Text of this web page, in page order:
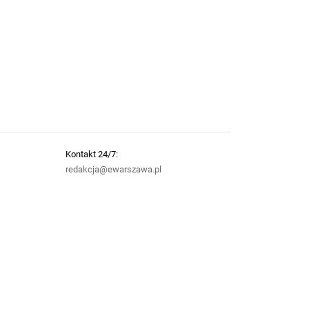
Kontakt 24/7:
redakcja@ewarszawa.pl